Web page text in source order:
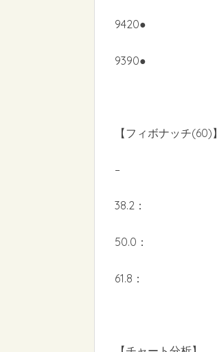
9420●
9390●
【フィボナッチ(60)】
–
38.2：
50.0：
61.8：